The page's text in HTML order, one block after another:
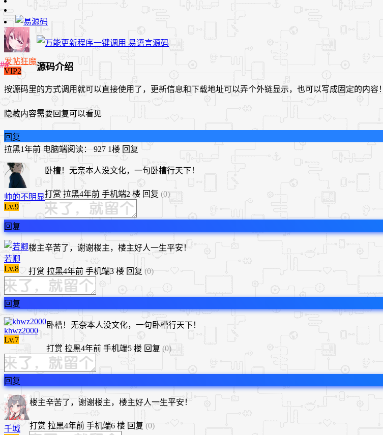
发帖狂魔
VIP2
源码介绍
按源码里的方式调用就可以直接使用了，更新信息和下载地址可以弄个外链显示，也可以写成固定的内容！
隐藏内容需要回复可以看见
回复
拉黑1年前 电脑端阅读： 927 1楼 回复
帅的不明显
Lv.9
卧槽！无奈本人没文化，一句卧槽行天下！
打赏 拉黑4年前 手机端2 楼 回复 (0)
回复
若卿
Lv.8
楼主辛苦了，谢谢楼主，楼主好人一生平安！
打赏 拉黑4年前 手机端3 楼 回复 (0)
回复
khwz2000
Lv.7
卧槽！无奈本人没文化，一句卧槽行天下！
打赏 拉黑4年前 手机端5 楼 回复 (0)
回复
千城
楼主辛苦了，谢谢楼主，楼主好人一生平安！
打赏 拉黑4年前 手机端6 楼 回复 (0)